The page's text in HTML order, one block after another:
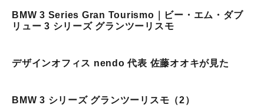
BMW 3 Series Gran Tourismo｜ビー・エム・ダブ
リュー 3 シリーズ グランツーリスモ
デザインオフィス nendo 代表 佐藤オオキが見た
BMW 3 シリーズ グランツーリスモ（2）